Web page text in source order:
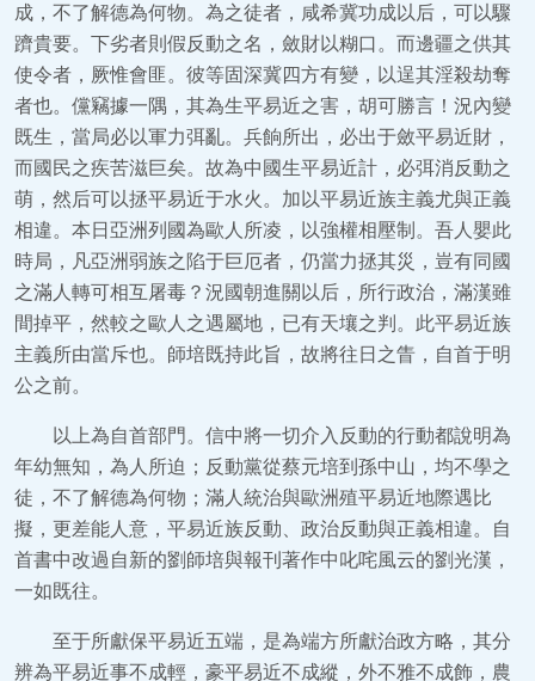
成，不了解德為何物。為之徒者，咸希冀功成以后，可以驟
躋貴要。下劣者則假反動之名，斂財以糊口。而邊疆之供其
使令者，厥惟會匪。彼等固深冀四方有變，以逞其淫殺劫奪
者也。儻竊據一隅，其為生平易近之害，胡可勝言！況內變
既生，當局必以軍力弭亂。兵餉所出，必出于斂平易近財，
而國民之疾苦滋巨矣。故為中國生平易近計，必弭消反動之
萌，然后可以拯平易近于水火。加以平易近族主義尤與正義
相違。本日亞洲列國為歐人所凌，以強權相壓制。吾人嬰此
時局，凡亞洲弱族之陷于巨厄者，仍當力拯其災，豈有同國
之滿人轉可相互屠毒？況國朝進關以后，所行政治，滿漢雖
間掉平，然較之歐人之遇屬地，已有天壤之判。此平易近族
主義所由當斥也。師培既持此旨，故將往日之眚，自首于明
公之前。
以上為自首部門。信中將一切介入反動的行動都說明為
年幼無知，為人所迫；反動黨從蔡元培到孫中山，均不學之
徒，不了解德為何物；滿人統治與歐洲殖平易近地際遇比
擬，更差能人意，平易近族反動、政治反動與正義相違。自
首書中改過自新的劉師培與報刊著作中叱咤風云的劉光漢，
一如既往。
至于所獻保平易近五端，是為端方所獻治政方略，其分
辨為平易近事不成輕，豪平易近不成縱，外不雅不成飾，農